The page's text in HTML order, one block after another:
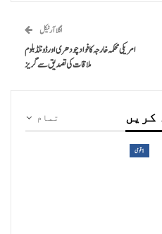
اگلا آرٹیکل
امریکی محکمہ خارجہ کا فواد چودھری اور ڈونلڈ بلوم
ملاقات کی تصدیق سے گریز
تمام کریں
1 قومی